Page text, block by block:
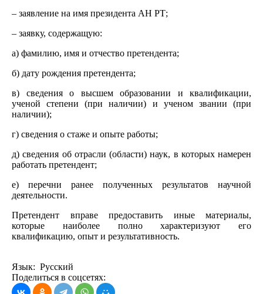
– заявление на имя президента АН РТ;
– заявку, содержащую:
а) фамилию, имя и отчество претендента;
б) дату рождения претендента;
в) сведения о высшем образовании и квалификации,
ученой степени (при наличии) и ученом звании (при
наличии);
г) сведения о стаже и опыте работы;
д) сведения об отрасли (области) наук, в которых намерен
работать претендент;
е) перечни ранее полученных результатов научной
деятельности.
Претендент вправе предоставить иные материалы,
которые наиболее полно характеризуют его
квалификацию, опыт и результативность.
Язык: Русский
Поделиться в соцсетях: